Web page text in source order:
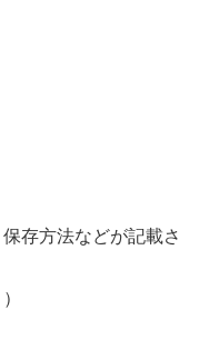
存方法などが記載さ